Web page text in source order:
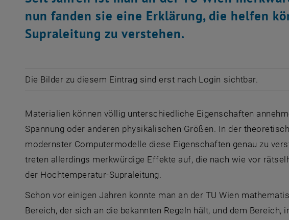
nun fanden sie eine Erklärung, die helfen
Supraleitung zu verstehen.
Die Bilder zu diesem Eintrag sind erst nach Login sichtbar.
Materialien können völlig unterschiedliche Eigenschaften
Spannung oder anderen physikalischen Größen. In der
modernster Computermodelle diese Eigenschaften genau zu
treten allerdings merkwürdige Effekte auf, die nach wie vor
der Hochtemperatur-Supraleitung.
Schon vor einigen Jahren konnte man an der TU Wien
Bereich, der sich an die bekannten Regeln hält, und dem